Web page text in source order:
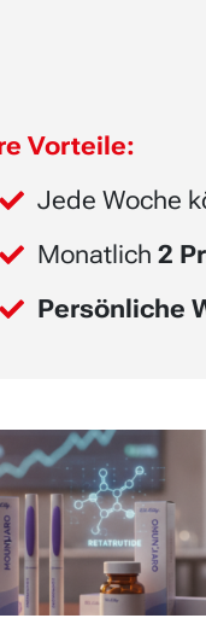
Vorteile:
Jede Woche
Monatlich 2
Persönliche